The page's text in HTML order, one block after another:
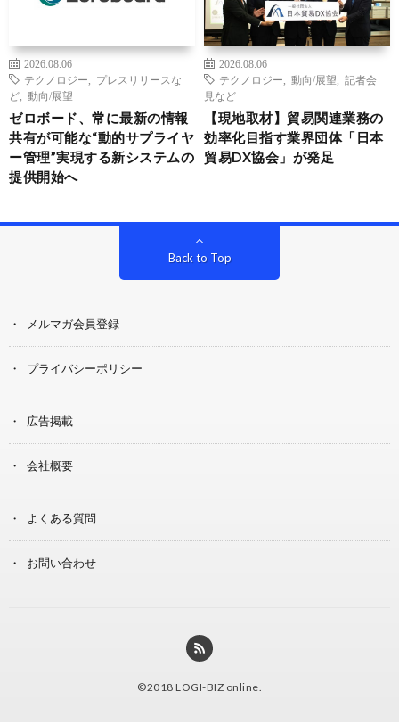
2026.08.06
テクノロジー
プレスリリースな
ど
動向/展望
ゼロボード、常に最新の情報
共有が可能な“動的サプライヤ
ー管理”実現する新システムの
提供開始へ
2026.08.06
テクノロジー
動向/展望
記者会
見など
【現地取材】貿易関連業務の
効率化目指す業界団体「日本
貿易DX協会」が発足
Back to Top
メルマガ会員登録
プライバシーポリシー
広告掲載
会社概要
よくある質問
お問い合わせ
©2018 LOGI-BIZ online.